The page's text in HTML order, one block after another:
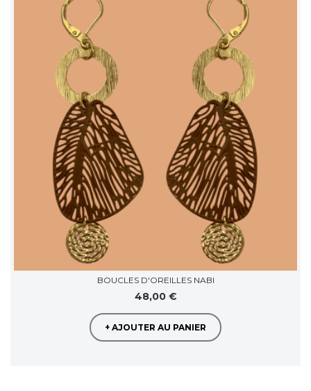
BOUCLES D'OREILLES NABI
48,00 €
+ AJOUTER AU PANIER